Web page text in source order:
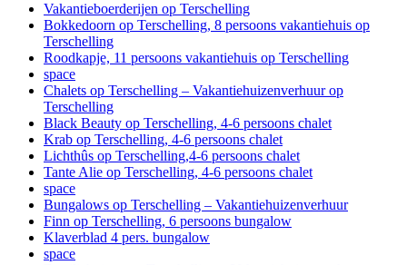
Vakantieboerderijen op Terschelling
Bokkedoorn op Terschelling, 8 persoons vakantiehuis op
Terschelling
Roodkapje, 11 persoons vakantiehuis op Terschelling
space
Chalets op Terschelling – Vakantiehuizenverhuur op
Terschelling
Black Beauty op Terschelling, 4-6 persoons chalet
Krab op Terschelling, 4-6 persoons chalet
Lichthûs op Terschelling,4-6 persoons chalet
Tante Alie op Terschelling, 4-6 persoons chalet
space
Bungalows op Terschelling – Vakantiehuizenverhuur
Finn op Terschelling, 6 persoons bungalow
Klaverblad 4 pers. bungalow
space